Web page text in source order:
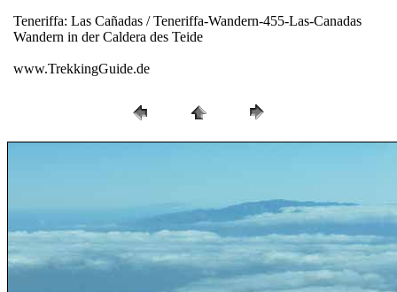
Teneriffa: Las Cañadas / Teneriffa-Wandern-455-Las-Canadas
Wandern in der Caldera des Teide
www.TrekkingGuide.de